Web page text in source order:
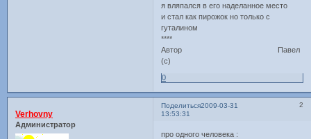
я вляпался в его наделанное место
и стал как пирожок но только с
гуталином
****
Автор Павел
(с)
0
Поделиться 2
2009-03-31
13:53:31
Verhovny
Администратор
про одного человека :